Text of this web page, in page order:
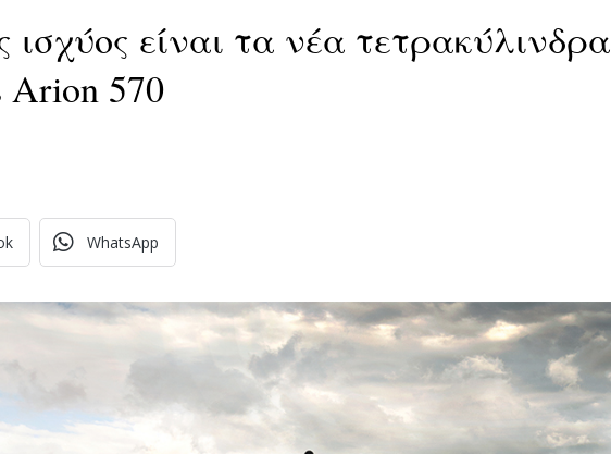
είναι τα νέα τετρακύλινδρα
Arion 570
WhatsApp